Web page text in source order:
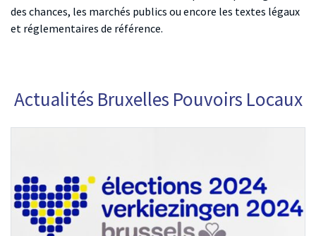
des chances, les marchés publics ou encore les textes légaux
et réglementaires de référence.
Actualités Bruxelles Pouvoirs Locaux